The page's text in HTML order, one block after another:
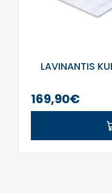
LAVINANTIS
169,90€